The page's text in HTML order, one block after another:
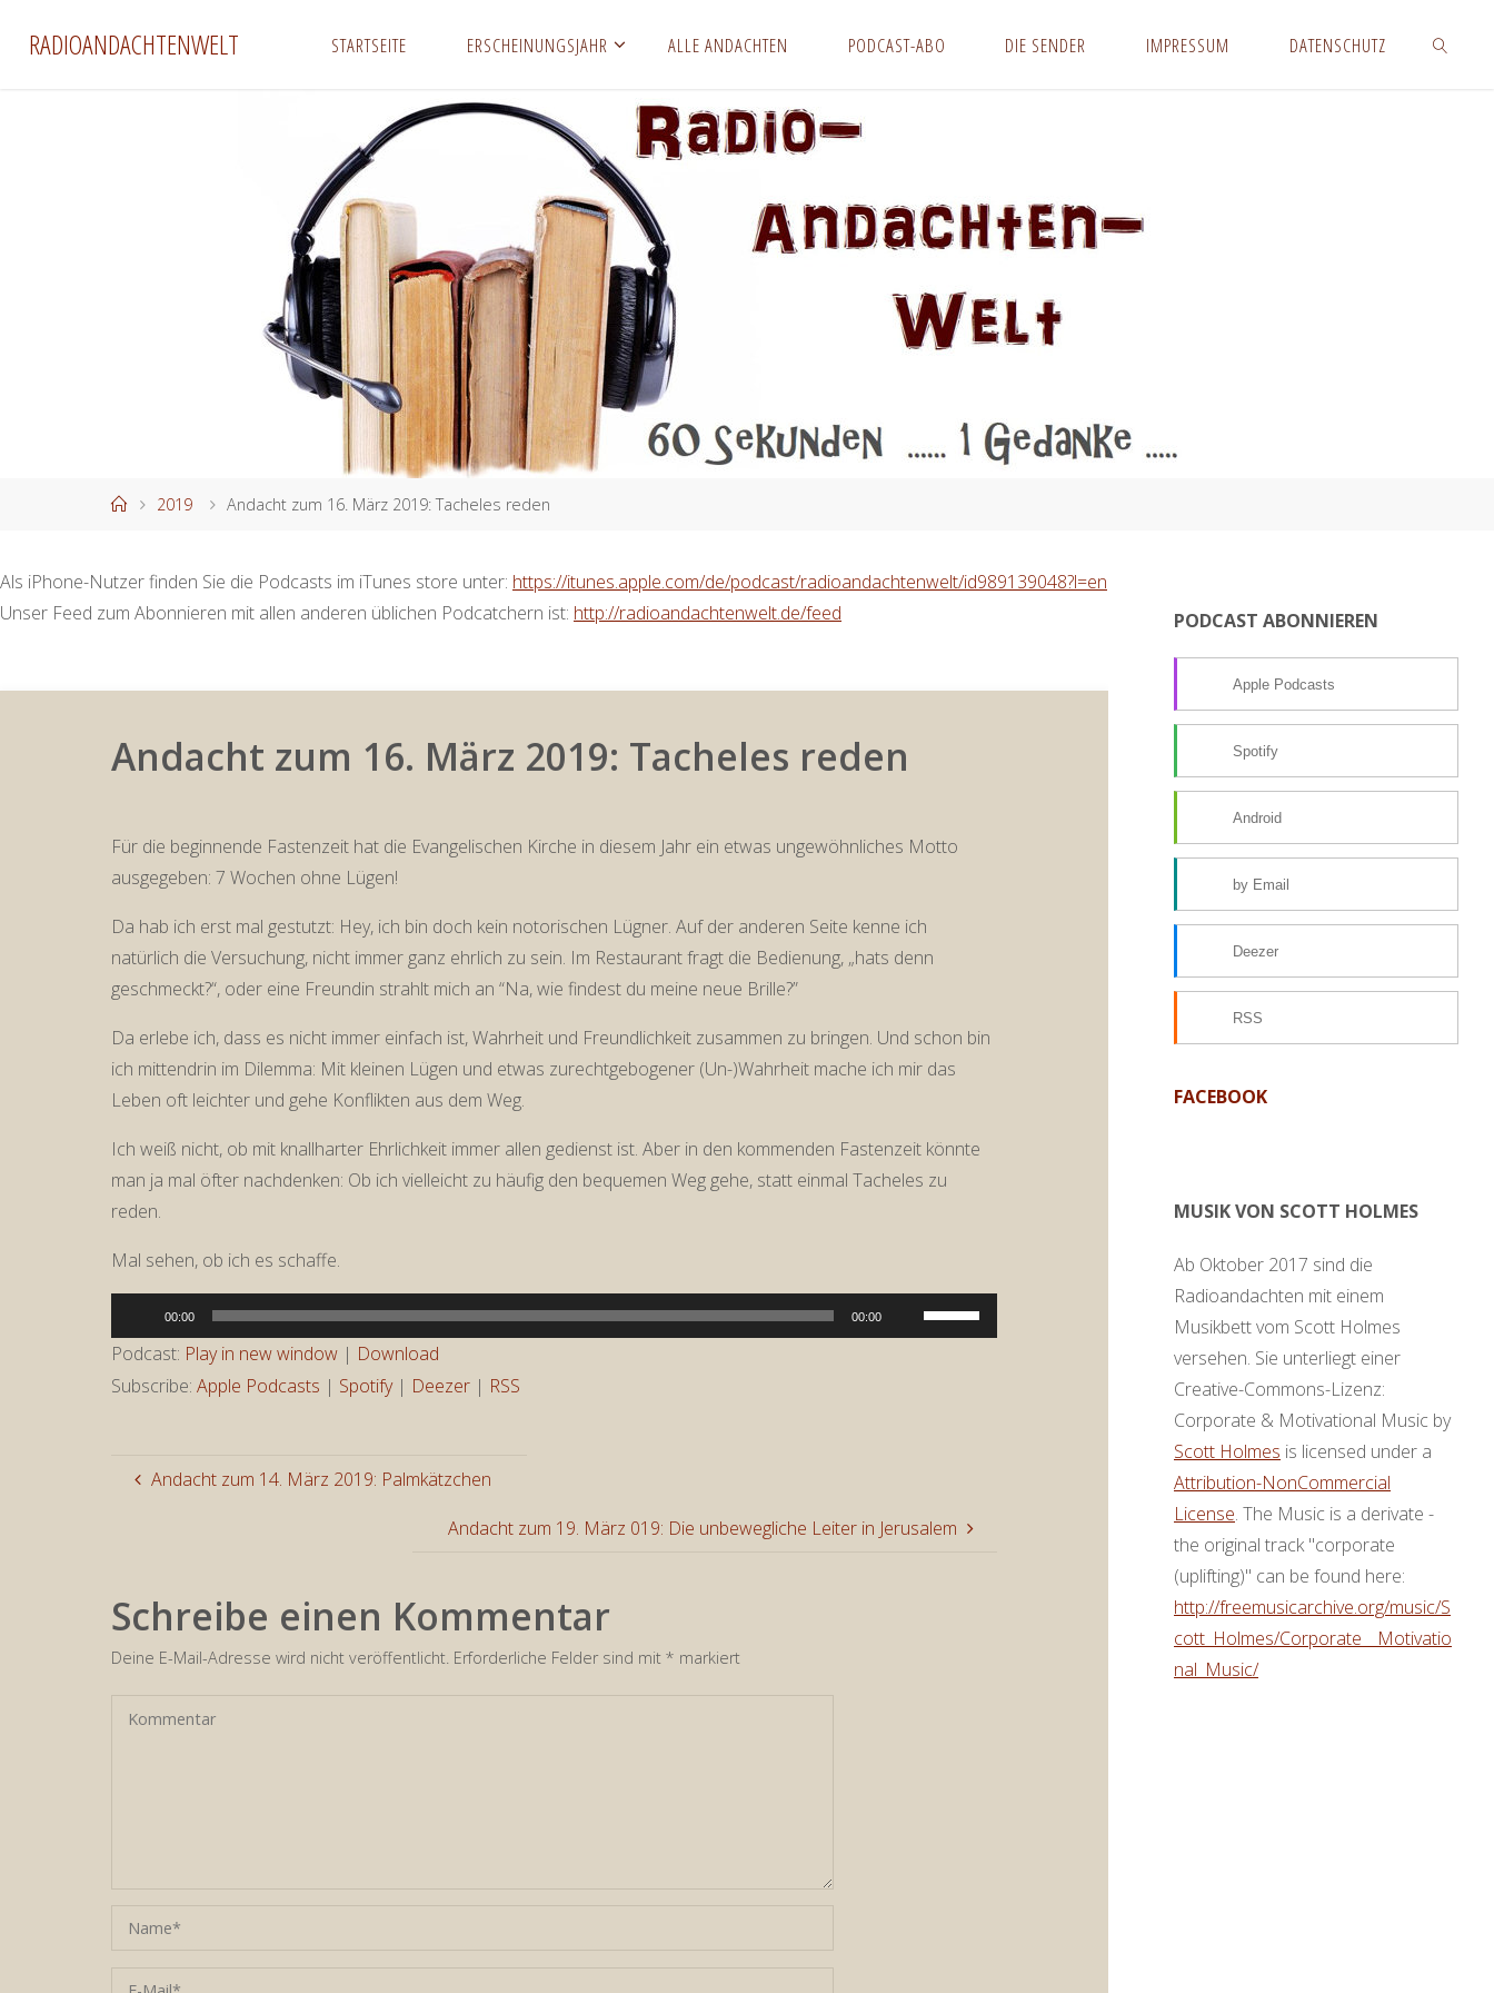
InhaltRADIOANDACHTENWELT STARTSEITE ERSCHEINUNGSJAHR ALLE ANDACHTEN PODCAST-ABO DIE SENDER IMPRESSUM DATENSCHUTZ
Start2019 Andacht zum 16. März 2019: Tacheles reden
Als iPhone-Nutzer finden Sie die Podcasts im iTunes store unter: https://itunes.apple.com/de/podcast/radioandachtenwelt/id989139048?l=en
Unser Feed zum Abonnieren mit allen anderen üblichen Podcatchern ist: http://radioandachtenwelt.de/feed
Andacht zum 16. März 2019: Tacheles reden
Für die beginnende Fastenzeit hat die Evangelischen Kirche in diesem Jahr ein etwas ungewöhnliches Motto
ausgegeben: 7 Wochen ohne Lügen!
Da hab ich erst mal gestutzt: Hey, ich bin doch kein notorischen Lügner. Auf der anderen Seite kenne ich
natürlich die Versuchung, nicht immer ganz ehrlich zu sein. Im Restaurant fragt die Bedienung, „hats denn
geschmeckt?“, oder eine Freundin strahlt mich an “Na, wie findest du meine neue Brille?”
Da erlebe ich, dass es nicht immer einfach ist, Wahrheit und Freundlichkeit zusammen zu bringen. Und schon bin
ich mittendrin im Dilemma: Mit kleinen Lügen und etwas zurechtgebogener (Un-)Wahrheit mache ich mir das
Leben oft leichter und gehe Konflikten aus dem Weg.
Ich weiß nicht, ob mit knallharter Ehrlichkeit immer allen gedienst ist. Aber in den kommenden Fastenzeit könnte
man ja mal öfter nachdenken: Ob ich vielleicht zu häufig den bequemen Weg gehe, statt einmal Tacheles zu
reden.
Mal sehen, ob ich es schaffe.
Player
00:00 00:00
Pfeiltasten
Hoch/Runter
regeln.
Podcast: Play in new window| Download
Subscribe: Apple Podcasts | Spotify| Deezer| RSS
Andacht zum 14. März 2019: Palmkätzchen
Andacht zum 19. März 019: Die unbewegliche Leiter in Jerusalem
Schreibe einen Kommentar
Deine E-Mail-Adresse wird nicht veröffentlicht. Erforderliche Felder sind mit * markiert
PODCAST ABONNIEREN
Apple Podcasts
Spotify
Android
by Email
Deezer
RSS
FACEBOOK
MUSIK VON SCOTT HOLMES
Ab Oktober 2017 sind die
Radioandachten mit einem
Musikbett vom Scott Holmes
versehen. Sie unterliegt einer
Creative-Commons-Lizenz:
Corporate & Motivational Music by
Scott Holmes is licensed under a
Attribution-NonCommercial
License. The Music is a derivate -
the original track "corporate
(uplifting)" can be found here:
http://freemusicarchive.org/music/S
cott_Holmes/Corporate__Motivatio
nal_Music/